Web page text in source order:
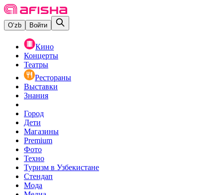
O‘zb Войти
Кино
Концерты
Театры
Рестораны
Выставки
Знания
Город
Дети
Магазины
Premium
Фото
Техно
Туризм в Узбекистане
Стендап
Мода